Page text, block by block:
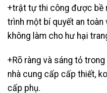
+trật tự thi công được bề
trình một bí quyết an
không làm cho hư hại
+Rõ ràng và sáng tỏ
nhà cung cấp cấp thiết,
cấp phụ.